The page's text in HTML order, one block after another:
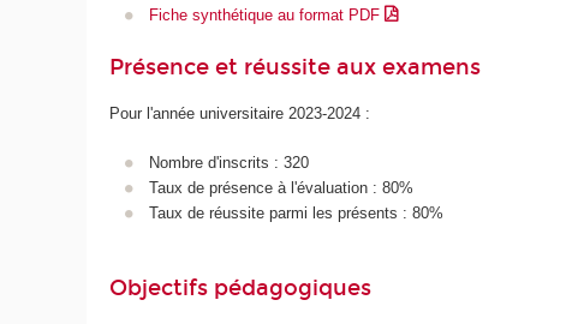
Fiche synthétique au format PDF
Présence et réussite aux examens
Pour l'année universitaire 2023-2024 :
Nombre d'inscrits : 320
Taux de présence à l'évaluation : 80%
Taux de réussite parmi les présents : 80%
Objectifs pédagogiques